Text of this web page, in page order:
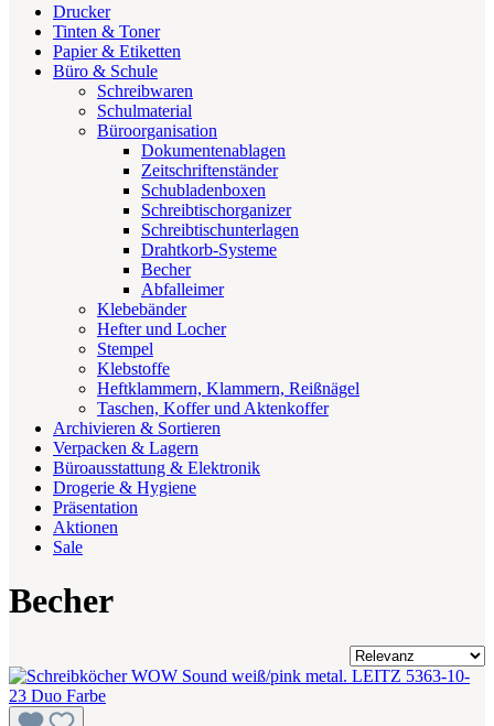
Drucker
Tinten & Toner
Papier & Etiketten
Büro & Schule
Schreibwaren
Schulmaterial
Büroorganisation
Dokumentenablagen
Zeitschriftenständer
Schubladenboxen
Schreibtischorganizer
Schreibtischunterlagen
Drahtkorb-Systeme
Becher
Abfalleimer
Klebebänder
Hefter und Locher
Stempel
Klebstoffe
Heftklammern, Klammern, Reißnägel
Taschen, Koffer und Aktenkoffer
Archivieren & Sortieren
Verpacken & Lagern
Büroausstattung & Elektronik
Drogerie & Hygiene
Präsentation
Aktionen
Sale
Becher